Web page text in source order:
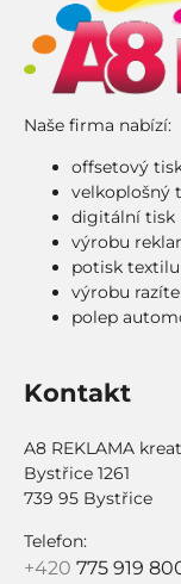
Naše firma nabízí:
offsetový
velkoplošný
digitální tisk
výrobu
potisk textilu
výrobu
polep
Kontakt
A8 REKLAMA
Bystřice 1261
739 95 Bystřice
Telefon:
+420 775 919